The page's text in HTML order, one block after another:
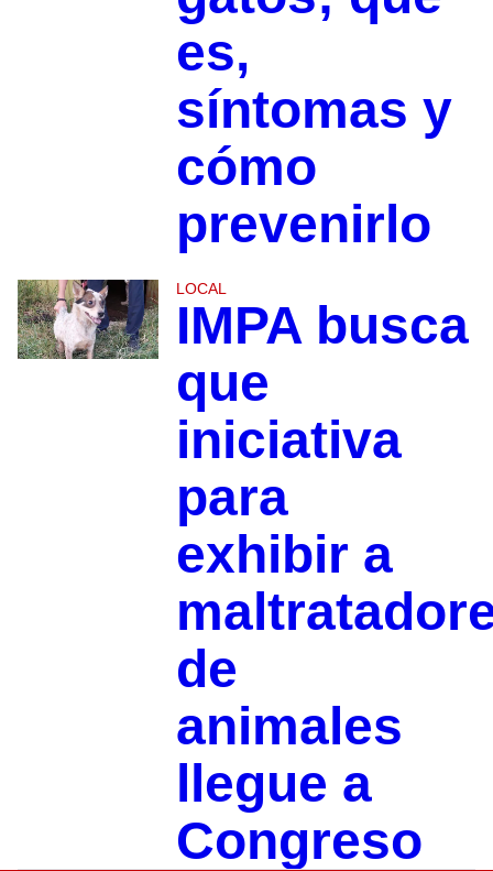
es,
síntomas y
cómo
prevenirlo
LOCAL
IMPA busca
que
iniciativa
para
exhibir a
de
animales
llegue a
Congreso